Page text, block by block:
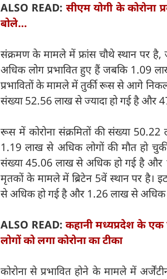
ALSO READ: सीएम योगी के
बोले...
संक्रमण के मामले में फ्रांस चौथे स्थान पर
अधिक लोग प्रभावित हुए हैं जबकि 1.09
प्रभावितों के मामले में तुर्की रूस से आगे
संख्या 52.56 लाख से ज्यादा हो गई है और
रूस में कोरोना संक्रमितों की संख्या
1.19 लाख से अधिक लोगों की मौत हो चुकी
संख्या 45.06 लाख से अधिक हो गई है और
मृतकों के मामले में ब्रिटेन 5वें स्थान पर है।
से अधिक हो गई है और 1.26 लाख से अधिक
ALSO READ: कहानी मध्यप्रदेश के
लोगों को लगा कोरोना का टीका
कोरोना से प्रभावित होने के मामले में